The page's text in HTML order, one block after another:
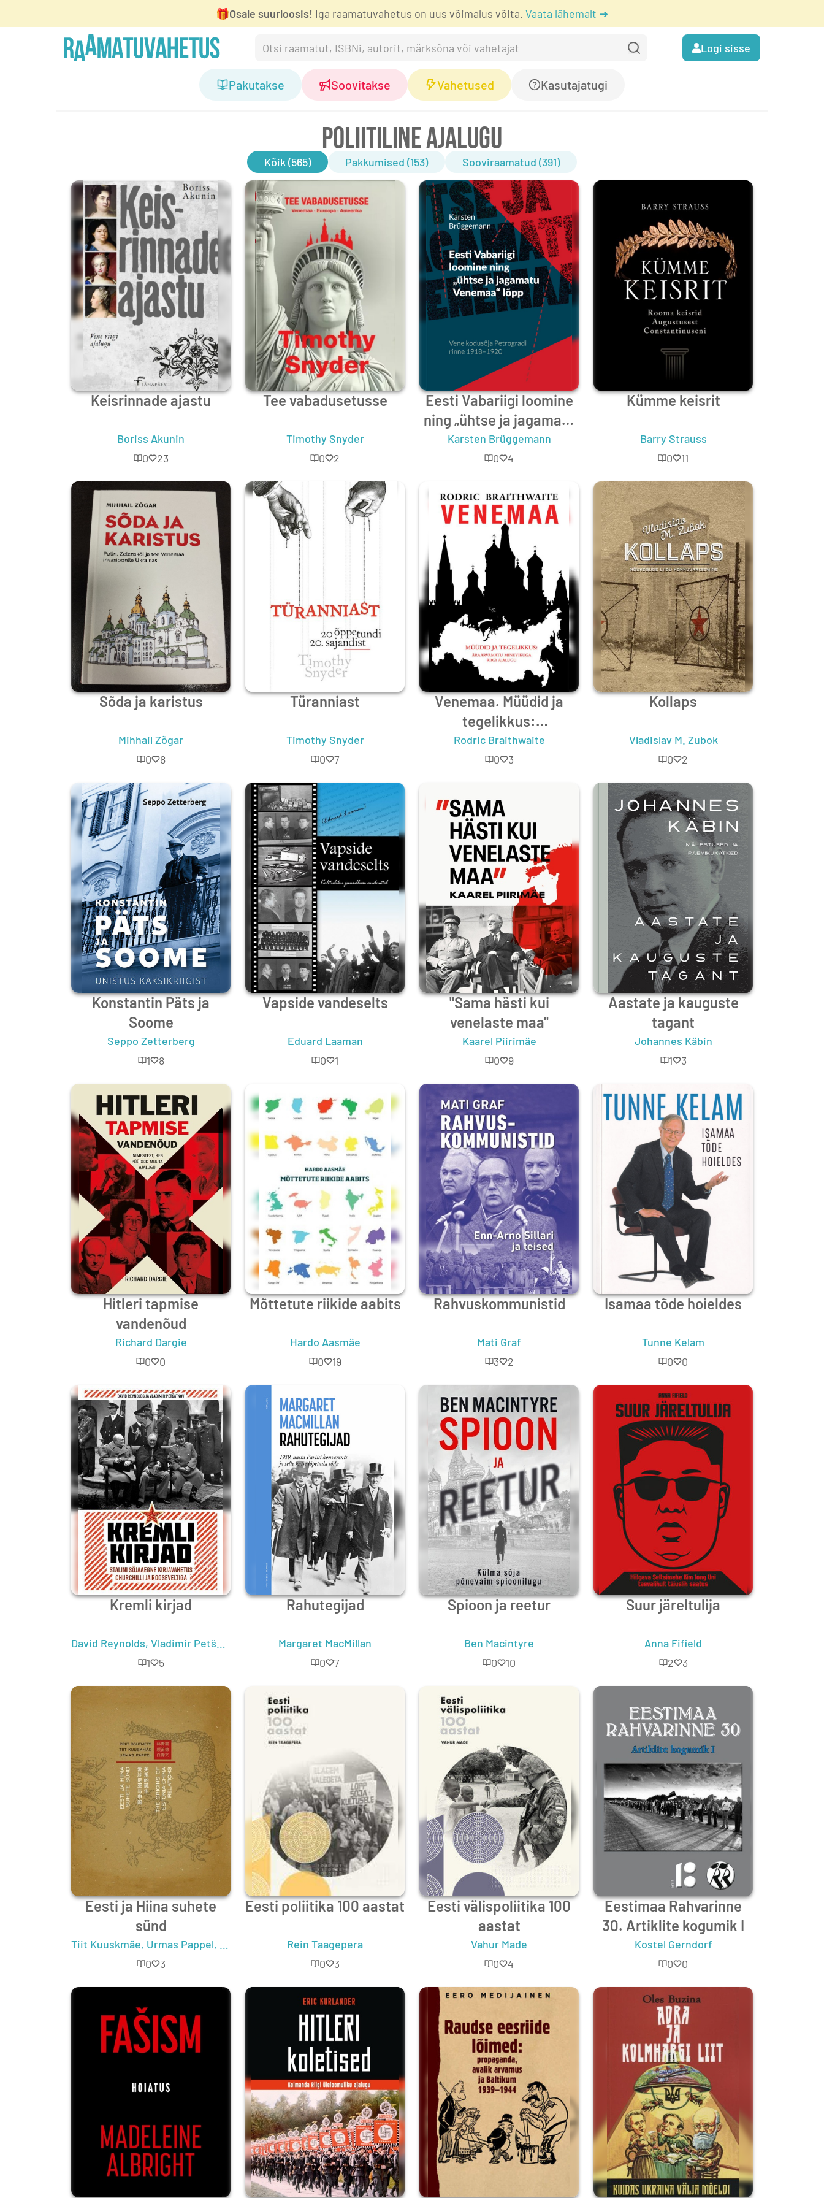
🎁Osale suurloosis! Iga raamatuvahetus on uus võimalus võita. Vaata lähemalt ➔
Logi sisse
Pakutakse Soovitakse Vahetused Kasutajatugi
POLIITILINE AJALUGU
Kõik (565) Pakkumised (153) Sooviraamatud (391)
Keisrinnade ajastu
Boriss Akunin
0
23
Tee vabadusetusse
Timothy Snyder
0
2
Eesti Vabariigi loomine
ning „ühtse ja jagamatu
Venemaa“ lõpp.
Karsten Brüggemann
0
4
Kümme keisrit
Barry Strauss
0
11
Sõda ja karistus
Mihhail Zõgar
0
8
Türanniast
Timothy Snyder
0
7
Venemaa. Müüdid ja
tegelikkus:
äraarvamatu
minevikuga riigi ajalugu
Rodric Braithwaite
0
3
Kollaps
Vladislav M. Zubok
0
2
Konstantin Päts ja
Soome
Seppo Zetterberg
1
8
Vapside vandeselts
Eduard Laaman
0
1
"Sama hästi kui
venelaste maa"
Kaarel Piirimäe
0
9
Aastate ja kauguste
tagant
Johannes Käbin
1
3
Hitleri tapmise
vandenõud
Richard Dargie
0
0
Mõttetute riikide aabits
Hardo Aasmäe
0
19
Rahvuskommunistid
Mati Graf
3
2
Isamaa tõde hoieldes
Tunne Kelam
0
0
Kremli kirjad
David Reynolds, Vladimir Petšatnov
1
5
Rahutegijad
Margaret MacMillan
0
7
Spioon ja reetur
Ben Macintyre
0
10
Suur järeltulija
Anna Fifield
2
3
Eesti ja Hiina suhete
sünd
Tiit Kuuskmäe, Urmas Pappel,
Priit Rohtmets
0
3
Eesti poliitika 100 aastat
Rein Taagepera
0
3
Eesti välispoliitika 100
aastat
Vahur Made
0
4
Eestimaa Rahvarinne
30. Artiklite kogumik I
Kostel Gerndorf
0
0